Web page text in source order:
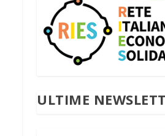
ULTIME